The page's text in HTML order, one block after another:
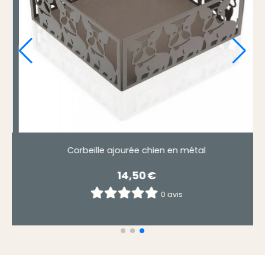
Dessous de plat chats noirs aulica
9,90€
0 avis